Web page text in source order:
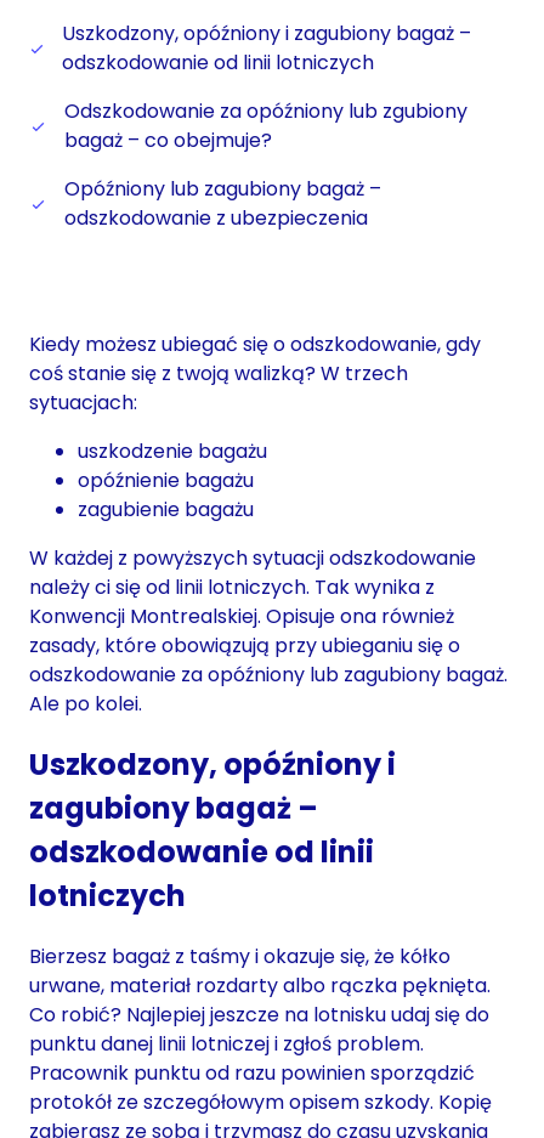
Uszkodzony, opóźniony i zagubiony bagaż –
odszkodowanie od linii lotniczych
Odszkodowanie za opóźniony lub zgubiony
bagaż – co obejmuje?
Opóźniony lub zagubiony bagaż –
odszkodowanie z ubezpieczenia
Kiedy możesz ubiegać się o odszkodowanie, gdy
coś stanie się z twoją walizką? W trzech
sytuacjach:
uszkodzenie bagażu
opóźnienie bagażu
zagubienie bagażu
W każdej z powyższych sytuacji odszkodowanie
należy ci się od linii lotniczych. Tak wynika z
Konwencji Montrealskiej. Opisuje ona również
zasady, które obowiązują przy ubieganiu się o
odszkodowanie za opóźniony lub zagubiony bagaż.
Ale po kolei.
Uszkodzony, opóźniony i
zagubiony bagaż –
odszkodowanie od linii
lotniczych
Bierzesz bagaż z taśmy i okazuje się, że kółko
urwane, materiał rozdarty albo rączka pęknięta.
Co robić? Najlepiej jeszcze na lotnisku udaj się do
punktu danej linii lotniczej i zgłoś problem.
Pracownik punktu od razu powinien sporządzić
protokół ze szczegółowym opisem szkody. Kopię
zabierasz ze sobą i trzymasz do czasu uzyskania